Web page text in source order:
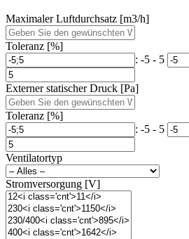
Maximaler Luftdurchsatz [m3/h]
Toleranz [%]
: -5 - 5
Externer statischer Druck [Pa]
Toleranz [%]
: -5 - 5
Ventilatortyp
Stromversorgung [V]